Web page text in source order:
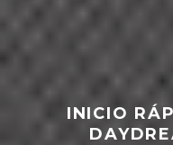
INICIO